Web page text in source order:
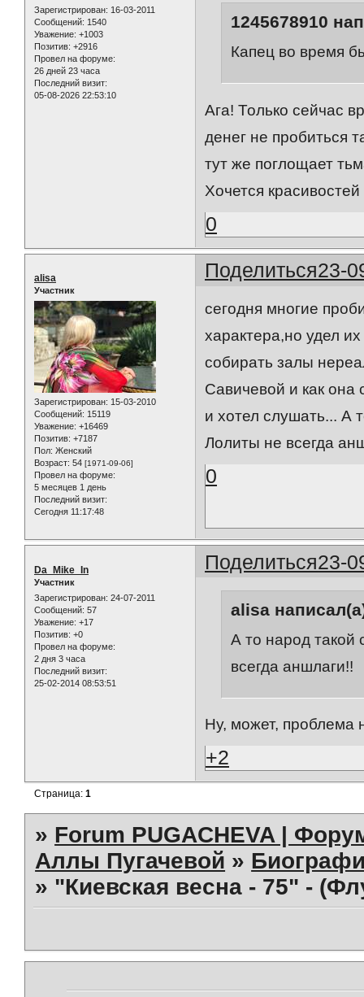
Зарегистрирован: 16-03-2011
Сообщений: 1540
Уважение: +1003
Позитив: +2916
Провел на форуме:
26 дней 23 часа
Последний визит:
05-08-2026 22:53:10
1245678910
Капец во время
Ага! Только сейчас
денег не пробиться
тут же поглощает
Хочется красивостей
0
Поделиться23-
alisa
Участник
Зарегистрирован: 15-03-2010
Сообщений: 15119
Уважение: +16469
Позитив: +7187
Пол: Женский
Возраст: 54 [1971-09-06]
Провел на форуме:
5 месяцев 1 день
Последний визит:
Сегодня 11:17:48
сегодня многие
характера,но удел
собирать залы
Савичевой и как
и хотел слушать... А
Лолиты не всегда
0
Поделиться23-
Da_Mike_In
Участник
Зарегистрирован: 24-07-2011
Сообщений: 57
Уважение: +17
Позитив: +0
Провел на форуме:
2 дня 3 часа
Последний визит:
25-02-2014 08:53:51
alisa
А то народ такой
всегда аншлаги!!
Ну, может, проблема
+2
Страница:1
» Forum PUGACHEVA |
Аллы Пугачевой »
» "Киевская весна - 75" -